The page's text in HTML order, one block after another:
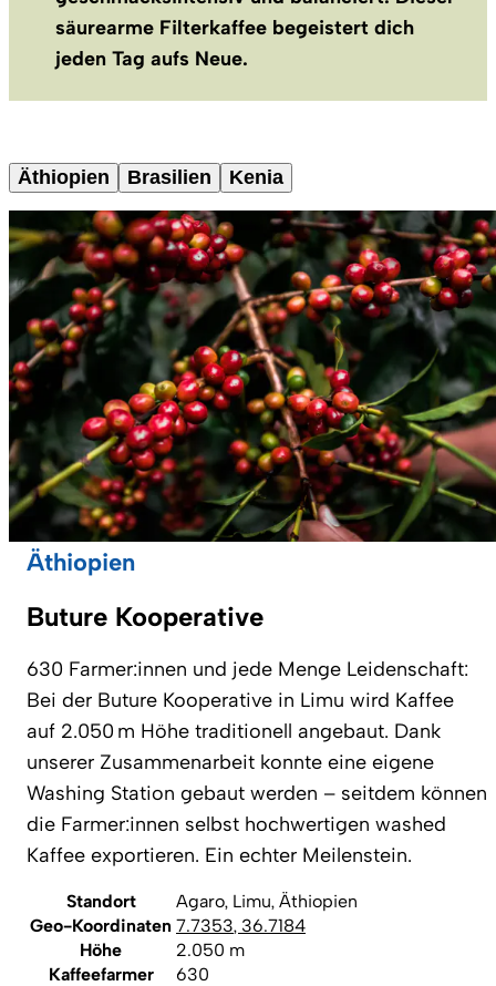
säurearme Filterkaffee begeistert dich
jeden Tag aufs Neue.
Äthiopien Brasilien Kenia
Äthiopien
Buture Kooperative
630 Farmer:innen und jede Menge Leidenschaft:
Bei der Buture Kooperative in Limu wird Kaffee
auf 2.050 m Höhe traditionell angebaut. Dank
unserer Zusammenarbeit konnte eine eigene
Washing Station gebaut werden – seitdem können
die Farmer:innen selbst hochwertigen washed
Kaffee exportieren. Ein echter Meilenstein.
Standort
Agaro, Limu, Äthiopien
Geo-Koordinaten 7.7353, 36.7184
Höhe
2.050 m
Kaffeefarmer
630